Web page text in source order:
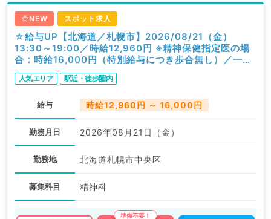
NEW スポット求人
☆給与UP【北海道／札幌市】2026/08/21（金）
13:30～19:00／時給12,960円 ※精神保健指定医の場
合：時給16,000円（特別給与につき歩合無し）／一般
外来／精神科
人気エリア 駅近・徒歩圏内
給与 時給12,960円 ～ 16,000円
勤務月日 2026年08月21日（金）
勤務地 北海道札幌市中央区
募集科目 精神科